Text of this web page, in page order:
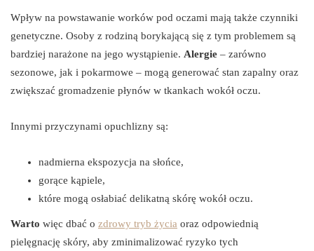
Wpływ na powstawanie worków pod oczami mają także czynniki
genetyczne. Osoby z rodziną borykającą się z tym problemem są
bardziej narażone na jego wystąpienie. Alergie – zarówno
sezonowe, jak i pokarmowe – mogą generować stan zapalny oraz
zwiększać gromadzenie płynów w tkankach wokół oczu.
Innymi przyczynami opuchlizny są:
nadmierna ekspozycja na słońce,
gorące kąpiele,
które mogą osłabiać delikatną skórę wokół oczu.
Warto więc dbać o zdrowy tryb życia oraz odpowiednią
pielęgnację skóry, aby zminimalizować ryzyko tych